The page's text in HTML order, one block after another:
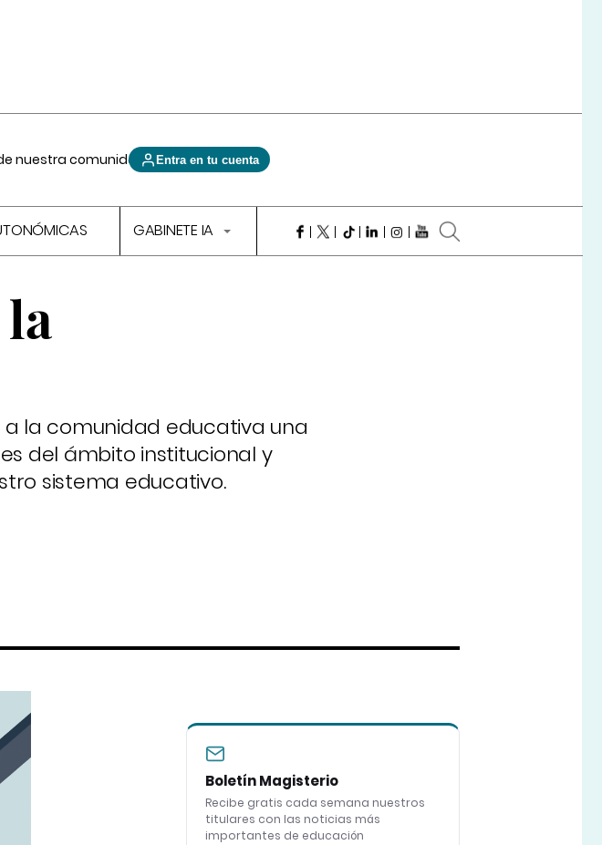
nuestra comunidad Entra en tu cuenta
GABINETE IA
la comunidad educativa una
del ámbito institucional y
sistema educativo.
Boletín Magisterio
Recibe gratis cada semana nuestros
titulares con las noticias más
importantes de educación